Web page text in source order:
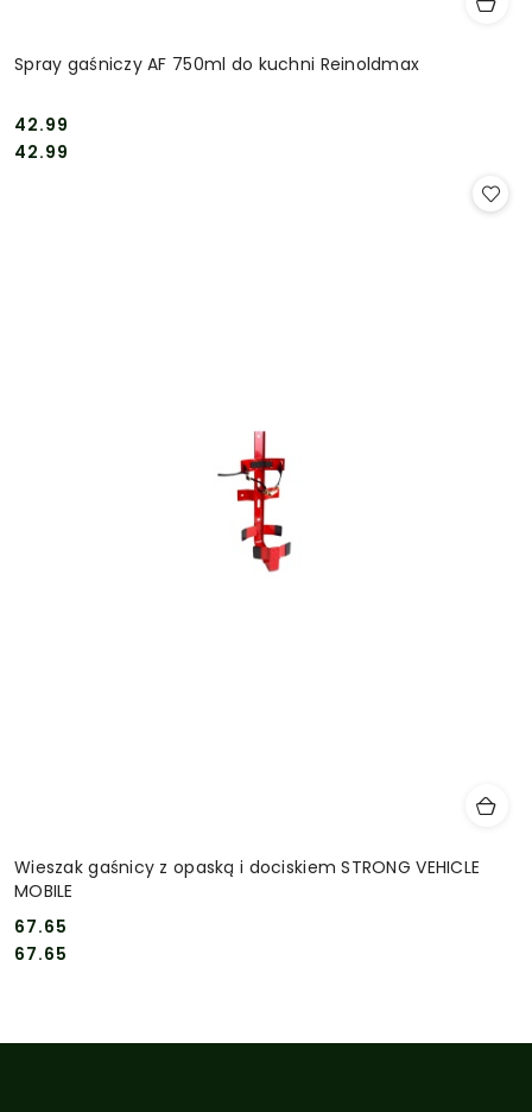
Spray gaśniczy AF 750ml do kuchni Reinoldmax
Cena:
42.99
Cena:
42.99
Wieszak gaśnicy z opaską i dociskiem STRONG VEHICLE
MOBILE
Cena:
67.65
Cena:
67.65